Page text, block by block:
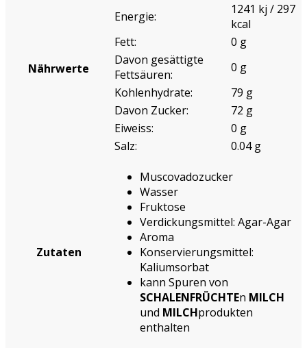
Nährwerte
Energie:
1241 kj / 297
kcal
Fett:
0 g
Davon gesättigte
Fettsäuren:
0 g
Kohlenhydrate:
79 g
Davon Zucker:
72 g
Eiweiss:
0 g
Salz:
0.04 g
Zutaten
Muscovadozucker
Wasser
Fruktose
Verdickungsmittel: Agar-Agar
Aroma
Konservierungsmittel:
Kaliumsorbat
kann Spuren von
SCHALENFRÜCHTEn MILCH
und MILCHprodukten
enthalten